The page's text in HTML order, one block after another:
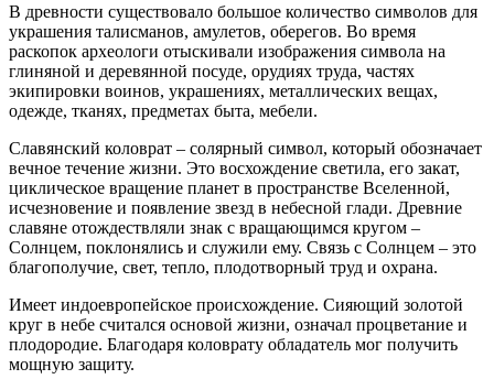
В древности существовало большое количество символов для
украшения талисманов, амулетов, оберегов. Во время
раскопок археологи отыскивали изображения символа на
глиняной и деревянной посуде, орудиях труда, частях
экипировки воинов, украшениях, металлических вещах,
одежде, тканях, предметах быта, мебели.
Славянский коловрат – солярный символ, который обозначает
вечное течение жизни. Это восхождение светила, его закат,
циклическое вращение планет в пространстве Вселенной,
исчезновение и появление звезд в небесной глади. Древние
славяне отождествляли знак с вращающимся кругом –
Солнцем, поклонялись и служили ему. Связь с Солнцем – это
благополучие, свет, тепло, плодотворный труд и охрана.
Имеет индоевропейское происхождение. Сияющий золотой
круг в небе считался основой жизни, означал процветание и
плодородие. Благодаря коловрату обладатель мог получить
мощную защиту.